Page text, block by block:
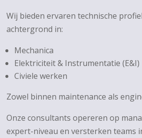
Wij bieden ervaren technische
achtergrond in:
Mechanica
Elektriciteit & Instrumentatie (E&I)
Civiele werken
Zowel binnen maintenance als
Onze consultants opereren op
expert-niveau en versterken teams